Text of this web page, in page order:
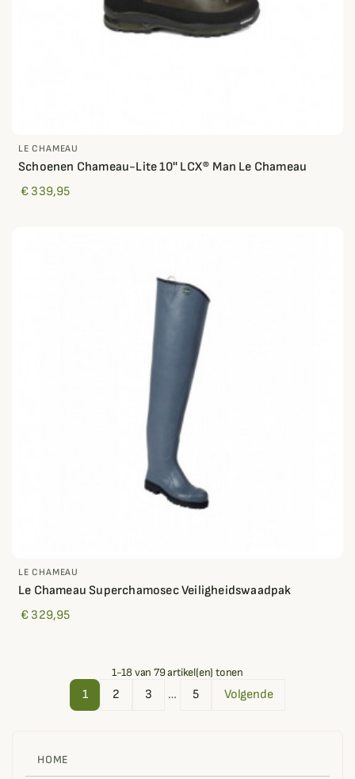
HOME
LE CHAMEAU
Schoenen Chameau-Lite 10'' LCX® Man Le Chameau
€ 339,95
LE CHAMEAU
Le Chameau Superchamosec Veiligheidswaadpak
€ 329,95
1-18 van 79 artikel(en) tonen
1 2 3 … 5 Volgende